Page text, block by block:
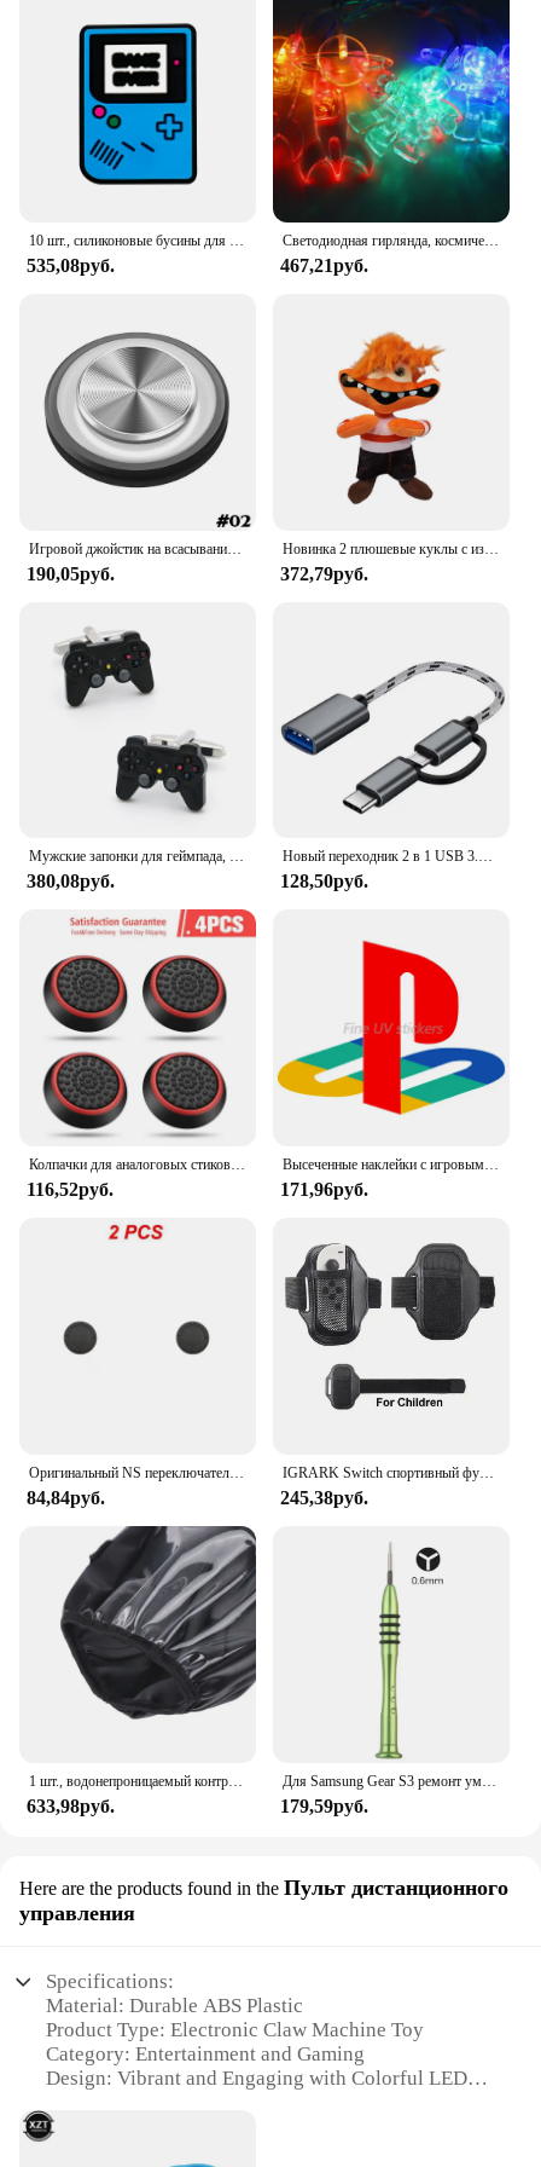
535,08руб.
Светодиодная гирлянда, космическое пространство, для вечеринок, космонавтов, ракет, Марса, космический корабль, гирлянда, галактика, солнечная система, вечеринка для мальчиков, товары для первого дня рождения
467,21руб.
190,05руб.
Новинка 2 плюшевые куклы с изображением тревоги милая игрушка с радостью, страхом, гневом, грустью, Рейли, плюшевые игрушки-модели коллекционные игрушки подарок на день рождения
372,79руб.
Мужские запонки для геймпада, качественные запонки из латуни черного цвета, модные запонки для джойстика, оптовая и розничная продажа
380,08руб.
Новый переходник 2 в 1 USB 3.0 для USB Type-C
128,50руб.
Колпачки для аналоговых стиков PS5, PS4, PS3, XBOX, 4/10 шт.
116,52руб.
Высеченные наклейки с игровым логотипом, автономные наклейки для геймпада, наклейки для игровых автоматов, виниловые наклейки из ПВХ для игровой станции
171,96руб.
Оригинальный NS переключатель клавишная крышка Замена Ремонт силиконовый защитный рукав ручка контроллер аналоговая Крышка для Nintendo Switch
84,84руб.
IGRARK Switch спортивный футбольный/NS Ring Fit Adventure эластичный ремешок для ног для Nintendo Switch Oled контроллер Joycon игровые аксессуары
245,38руб.
1 шт., водонепроницаемый контроллер для инвалидной коляски
633,98руб.
Для Samsung Gear S3 ремонт умных часов Y-Tip 0,6 мм 1,5 мм 2,0 мм трехлопастная отвертка для Nintendo Switch JoyCon для iPhone
179,59руб.
Here are the products found in the Пульт дистанционного
управления
Specifications:
Material: Durable ABS Plastic
Product Type: Electronic Claw Machine Toy
Category: Entertainment and Gaming
Design: Vibrant and Engaging with Colorful LED
Usage: Interactive Play for All Ages